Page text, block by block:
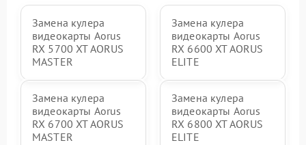
Замена кулера
видеокарты Aorus
RX 5700 XT AORUS
MASTER
Замена кулера
видеокарты Aorus
RX 6600 XT AORUS
ELITE
Замена кулера
видеокарты Aorus
RX 6700 XT AORUS
MASTER
Замена кулера
видеокарты Aorus
RX 6800 XT AORUS
ELITE